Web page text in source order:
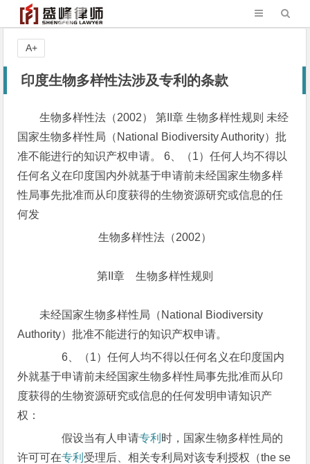
印度生物多样性法涉及专利的条款
生物多样性法（2002） 第II章 生物多样性规则 未经
国家生物多样性局（National Biodiversity Authority）批
准不能进行的知识产权申请。 6、（1）任何人均不得以
任何名义在印度国内外就基于申请前未经国家生物多样
性局事先批准而从印度获得的生物资源研究或信息的任
何发
生物多样性法（2002）
第II章 生物多样性规则
未经国家生物多样性局（National Biodiversity
Authority）批准不能进行的知识产权申请。
6、（1）任何人均不得以任何名义在印度国内
外就基于申请前未经国家生物多样性局事先批准而从印
度获得的生物资源研究或信息的任何发明申请知识产
权：
假设当有人申请专利 时，国家生物多样性局的
许可可在专利 受理后、相关专利局对该专利授权（the se
A+